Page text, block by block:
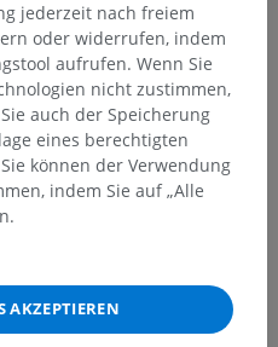
jederzeit nach freiem
oder widerrufen, indem
aufrufen. Wenn Sie
nicht zustimmen,
auch der Speicherung
eines berechtigten
können der Verwendung
indem Sie auf „Alle
AKZEPTIEREN